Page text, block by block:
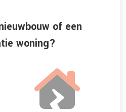
of een
woning?